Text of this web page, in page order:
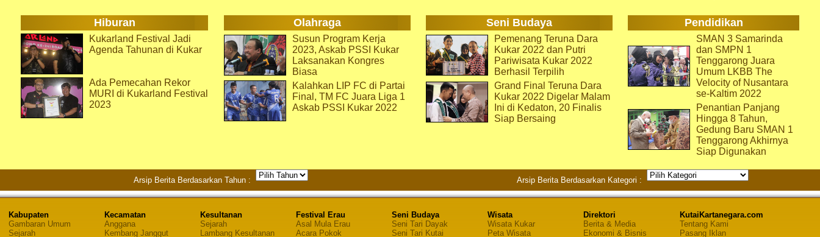
Hiburan Olahraga Seni Budaya Pendidikan
Kukarland Festival Jadi
Agenda Tahunan di Kukar
Ada Pemecahan Rekor
MURI di Kukarland Festival
2023
Susun Program Kerja
2023, Askab PSSI Kukar
Laksanakan Kongres
Biasa
Kalahkan LIP FC di Partai
Final, TM FC Juara Liga 1
Askab PSSI Kukar 2022
Pemenang Teruna Dara
Kukar 2022 dan Putri
Pariwisata Kukar 2022
Berhasil Terpilih
Grand Final Teruna Dara
Kukar 2022 Digelar Malam
Ini di Kedaton, 20 Finalis
Siap Bersaing
SMAN 3 Samarinda
dan SMPN 1
Tenggarong Juara
Umum LKBB The
Velocity of Nusantara
se-Kaltim 2022
Penantian Panjang
Hingga 8 Tahun,
Gedung Baru SMAN 1
Tenggarong Akhirnya
Siap Digunakan
Arsip Berita Berdasarkan Tahun : Arsip Berita Berdasarkan Kategori :
Kabupaten
Gambaran Umum
Sejarah
Kecamatan
Anggana
Kembang Janggut
Kesultanan
Sejarah
Lambang Kesultanan
Festival Erau
Asal Mula Erau
Acara Pokok
Seni Budaya
Seni Tari Dayak
Seni Tari Kutai
Wisata
Wisata Kukar
Peta Wisata
Direktori
Berita & Media
Ekonomi & Bisnis
KutaiKartanegara.com
Tentang Kami
Pasang Iklan